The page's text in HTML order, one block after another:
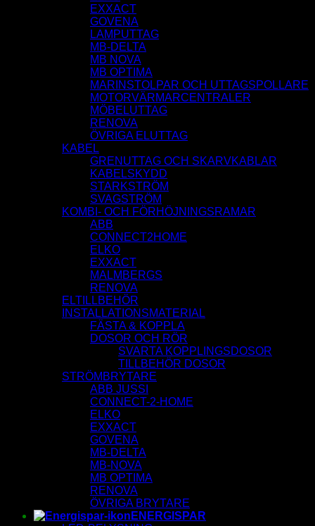
EXXACT
GOVENA
LAMPUTTAG
MB-DELTA
MB NOVA
MB OPTIMA
MARINSTOLPAR OCH UTTAGSPOLLARE
MOTORVÄRMARCENTRALER
MÖBELUTTAG
RENOVA
ÖVRIGA ELUTTAG
KABEL
GRENUTTAG OCH SKARVKABLAR
KABELSKYDD
STARKSTRÖM
SVAGSTRÖM
KOMBI- OCH FÖRHÖJNINGSRAMAR
ABB
CONNECT2HOME
ELKO
EXXACT
MALMBERGS
RENOVA
ELTILLBEHÖR
INSTALLATIONSMATERIAL
FÄSTA & KOPPLA
DOSOR OCH RÖR
SVARTA KOPPLINGSDOSOR
TILLBEHÖR DOSOR
STRÖMBRYTARE
ABB JUSSI
CONNECT-2-HOME
ELKO
EXXACT
GOVENA
MB-DELTA
MB-NOVA
MB OPTIMA
RENOVA
ÖVRIGA BRYTARE
ENERGISPAR